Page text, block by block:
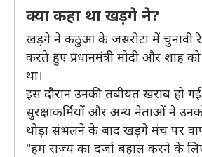
क्या कहा था खड़गे ने?
खड़गे ने कठुआ के जसरोटा में चुनावी
करते हुए प्रधानमंत्री मोदी और शाह
था।
इस दौरान उनकी तबीयत खराब हो
सुरक्षाकर्मियों और अन्य नेताओं ने
थोड़ा संभलने के बाद खड़गे मंच पर
"हम राज्य का दर्जा बहाल करने के